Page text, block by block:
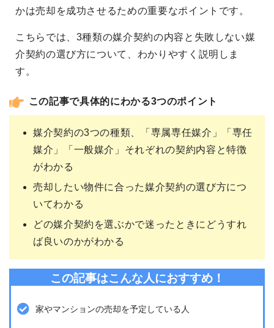
かは売却を成功させるための重要なポイントです。
こちらでは、3種類の媒介契約の内容と失敗しない媒
介契約の選び方について、わかりやすく説明しま
す。
この記事で具体的にわかる3つのポイント
媒介契約の3つの種類、「専属専任媒介」「専任
媒介」「一般媒介」それぞれの契約内容と特徴
がわかる
売却したい物件に合った媒介契約の選び方につ
いてわかる
どの媒介契約を選ぶかで迷ったときにどうすれ
ば良いのかがわかる
この記事はこんな人におすすめ！
家やマンションの売却を予定している人